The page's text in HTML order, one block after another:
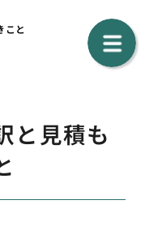
こと
と見積も